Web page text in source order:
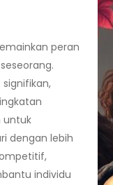
peran
untuk
dengan lebih
individu